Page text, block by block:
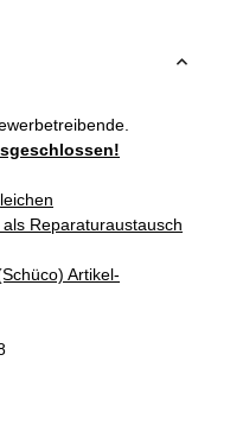
Reparaturaustausch
Artikel-